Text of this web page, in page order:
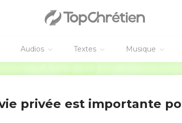
Audios Textes Musique
DE L’ANNÉE !
privée est importante